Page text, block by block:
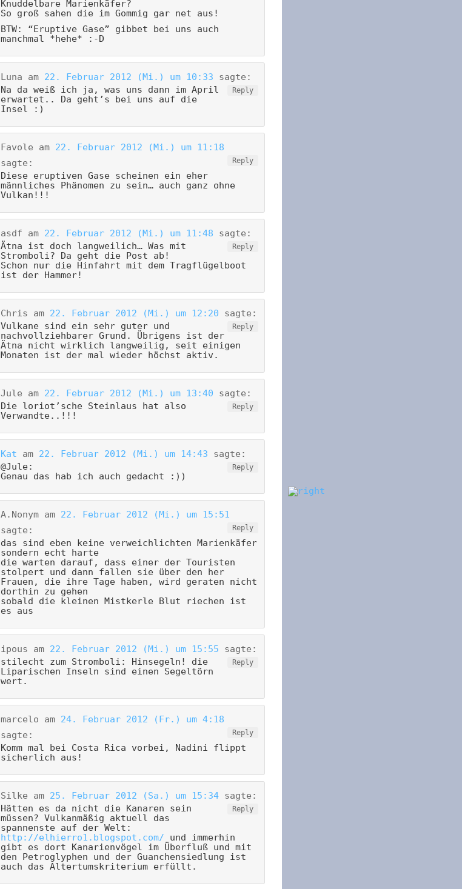
Knuddelbare Marienkäfer?
So groß sahen die im Gommig gar net aus!
BTW: “Eruptive Gase” gibbet bei uns auch
manchmal *hehe* :-D
Luna am 22. Februar 2012 (Mi.) um 10:33 sagte:
Reply
Na da weiß ich ja, was uns dann im April
erwartet.. Da geht’s bei uns auf die
Insel :)
Favole am 22. Februar 2012 (Mi.) um 11:18
sagte:
Reply
Diese eruptiven Gase scheinen ein eher
männliches Phänomen zu sein… auch ganz ohne
Vulkan!!!
asdf am 22. Februar 2012 (Mi.) um 11:48 sagte:
Reply
Ätna ist doch langweilich… Was mit
Stromboli? Da geht die Post ab!
Schon nur die Hinfahrt mit dem Tragflügelboot
ist der Hammer!
Chris am 22. Februar 2012 (Mi.) um 12:20 sagte:
Reply
Vulkane sind ein sehr guter und
nachvollziehbarer Grund. Übrigens ist der
Ätna nicht wirklich langweilig, seit einigen
Monaten ist der mal wieder höchst aktiv.
Jule am 22. Februar 2012 (Mi.) um 13:40 sagte:
Reply
Die loriot’sche Steinlaus hat also
Verwandte..!!!
Kat am 22. Februar 2012 (Mi.) um 14:43 sagte:
Reply
@Jule:
Genau das hab ich auch gedacht :))
A.Nonym am 22. Februar 2012 (Mi.) um 15:51
sagte:
Reply
das sind eben keine verweichlichten Marienkäfer
sondern echt harte
die warten darauf, dass einer der Touristen
stolpert und dann fallen sie über den her
Frauen, die ihre Tage haben, wird geraten nicht
dorthin zu gehen
sobald die kleinen Mistkerle Blut riechen ist
es aus
ipous am 22. Februar 2012 (Mi.) um 15:55 sagte:
Reply
stilecht zum Stromboli: Hinsegeln! die
Liparischen Inseln sind einen Segeltörn
wert.
marcelo am 24. Februar 2012 (Fr.) um 4:18
sagte:
Reply
Komm mal bei Costa Rica vorbei, Nadini flippt
sicherlich aus!
Silke am 25. Februar 2012 (Sa.) um 15:34 sagte:
Reply
Hätten es da nicht die Kanaren sein
müssen? Vulkanmäßig aktuell das
spannenste auf der Welt:
http://elhierro1.blogspot.com/ und immerhin
gibt es dort Kanarienvögel im Überfluß und mit
den Petroglyphen und der Guanchensiedlung ist
auch das Altertumskriterium erfüllt.